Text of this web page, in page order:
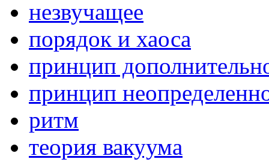
незвучащее
порядок и хаоса
принцип
принцип
ритм
теория вакуума